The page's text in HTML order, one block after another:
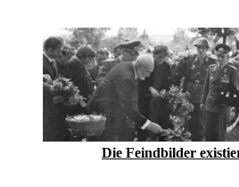
Die Feindbilder